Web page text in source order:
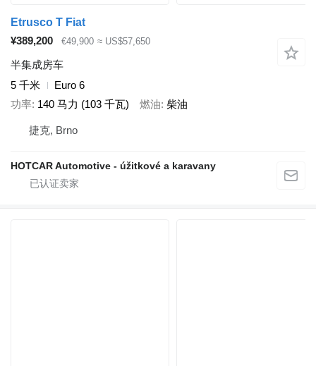
Etrusco T Fiat
¥389,200
€49,900 ≈ US$57,650
半集成房车
5 千米
Euro 6
功率 140 马力 (103 千瓦) 燃油 柴油
捷克, Brno
HOTCAR Automotive - úžitkové a karavany